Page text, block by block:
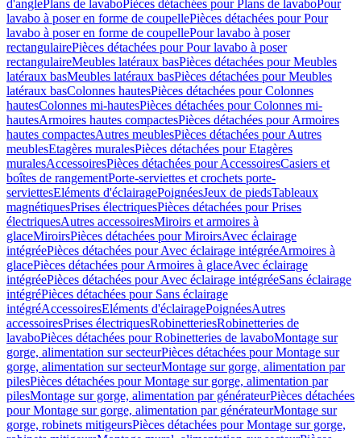
d'anglePlans de lavaboPièces détachées pour Plans de lavaboPour
lavabo à poser en forme de coupellePièces détachées pour Pour
lavabo à poser en forme de coupellePour lavabo à poser
rectangulairePièces détachées pour Pour lavabo à poser
rectangulaireMeubles latéraux basPièces détachées pour Meubles
latéraux basMeubles latéraux basPièces détachées pour Meubles
latéraux basColonnes hautesPièces détachées pour Colonnes
hautesColonnes mi-hautesPièces détachées pour Colonnes mi-
hautesArmoires hautes compactesPièces détachées pour Armoires
hautes compactesAutres meublesPièces détachées pour Autres
meublesEtagères muralesPièces détachées pour Etagères
muralesAccessoiresPièces détachées pour AccessoiresCasiers et
boîtes de rangementPorte-serviettes et crochets porte-
serviettesEléments d'éclairagePoignéesJeux de piedsTableaux
magnétiquesPrises électriquesPièces détachées pour Prises
électriquesAutres accessoiresMiroirs et armoires à
glaceMiroirsPièces détachées pour MiroirsAvec éclairage
intégréePièces détachées pour Avec éclairage intégréeArmoires à
glacePièces détachées pour Armoires à glaceAvec éclairage
intégréePièces détachées pour Avec éclairage intégréeSans éclairage
intégréPièces détachées pour Sans éclairage
intégréAccessoiresEléments d'éclairagePoignéesAutres
accessoiresPrises électriquesRobinetteriesRobinetteries de
lavaboPièces détachées pour Robinetteries de lavaboMontage sur
gorge, alimentation sur secteurPièces détachées pour Montage sur
gorge, alimentation sur secteurMontage sur gorge, alimentation par
pilesPièces détachées pour Montage sur gorge, alimentation par
pilesMontage sur gorge, alimentation par générateurPièces détachées
pour Montage sur gorge, alimentation par générateurMontage sur
gorge, robinets mitigeursPièces détachées pour Montage sur gorge,